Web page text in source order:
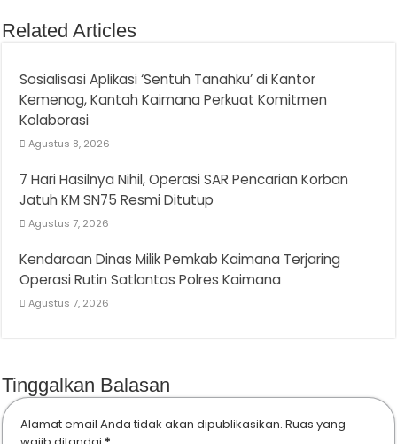
Related Articles
Sosialisasi Aplikasi ‘Sentuh Tanahku’ di Kantor
Kemenag, Kantah Kaimana Perkuat Komitmen
Kolaborasi
Agustus 8, 2026
7 Hari Hasilnya Nihil, Operasi SAR Pencarian Korban
Jatuh KM SN75 Resmi Ditutup
Agustus 7, 2026
Kendaraan Dinas Milik Pemkab Kaimana Terjaring
Operasi Rutin Satlantas Polres Kaimana
Agustus 7, 2026
Tinggalkan Balasan
Alamat email Anda tidak akan dipublikasikan. Ruas yang